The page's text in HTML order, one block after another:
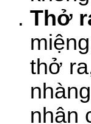
Thở
thở
nhận